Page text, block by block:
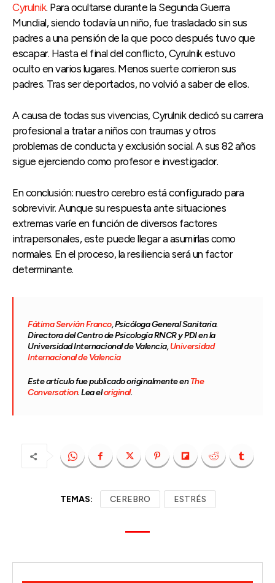
Cyrulnik. Para ocultarse durante la Segunda Guerra
Mundial, siendo todavía un niño, fue trasladado sin sus
padres a una pensión de la que poco después tuvo que
escapar. Hasta el final del conflicto, Cyrulnik estuvo
oculto en varios lugares. Menos suerte corrieron sus
padres. Tras ser deportados, no volvió a saber de ellos.
A causa de todas sus vivencias, Cyrulnik dedicó su carrera
profesional a tratar a niños con traumas y otros
problemas de conducta y exclusión social. A sus 82 años
sigue ejerciendo como profesor e investigador.
En conclusión: nuestro cerebro está configurado para
sobrevivir. Aunque su respuesta ante situaciones
extremas varíe en función de diversos factores
intrapersonales, este puede llegar a asumirlas como
normales. En el proceso, la resiliencia será un factor
determinante.
Fátima Servián Franco, Psicóloga General Sanitaria.
Directora del Centro de Psicología RNCR y PDI en la
Universidad Internacional de Valencia,Universidad
Internacional de Valencia
Este artículo fue publicado originalmente enThe
Conversation. Lea eloriginal.
TEMAS: CEREBRO ESTRÉS